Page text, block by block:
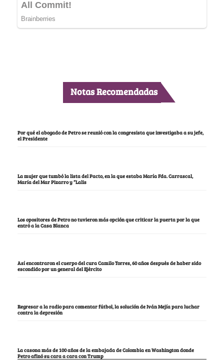
Notas Recomendadas
Por qué el abogado de Petro se reunió con la congresista que investigaba a su jefe,
el Presidente
La mujer que tumbó la lista del Pacto, en la que estaba María Fda. Carrascal,
María del Mar Pizarro y “Lalis
Los opositores de Petro no tuvieron más opción que criticar la puerta por la que
entró a la Casa Blanca
Así encontraron el cuerpo del cura Camilo Torres, 60 años después de haber sido
escondido por un general del Ejército
Regresar a la radio para comentar fútbol, la solución de Iván Mejía para luchar
contra la depresión
La casona más de 100 años de la embajada de Colombia en Washington donde
Petro afinó su cara a cara con Trump